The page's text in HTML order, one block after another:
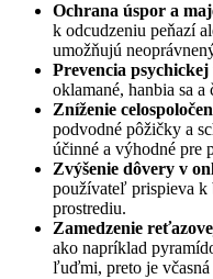
Ochrana úspor a
k odcudzeniu peňazí
umožňujú
Prevencia
oklamané, hanbia sa
Zníženie
podvodné pôžičky a
účinné a výhodné pre
Zvýšenie dôvery v
používateľ prispieva k
prostrediu.
Zamedzenie
ako napríklad
ľuďmi, preto je